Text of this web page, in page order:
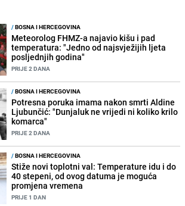
/BOSNA I HERCEGOVINA
Meteorolog FHMZ-a najavio kišu i pad
temperatura: "Jedno od najsvježijih ljeta
posljednjih godina"
PRIJE 2 DANA
/BOSNA I HERCEGOVINA
Potresna poruka imama nakon smrti Aldine
Ljubunčić: "Dunjaluk ne vrijedi ni koliko krilo
komarca"
PRIJE 2 DANA
/BOSNA I HERCEGOVINA
Stiže novi toplotni val: Temperature idu i do
40 stepeni, od ovog datuma je moguća
promjena vremena
PRIJE 1 DAN